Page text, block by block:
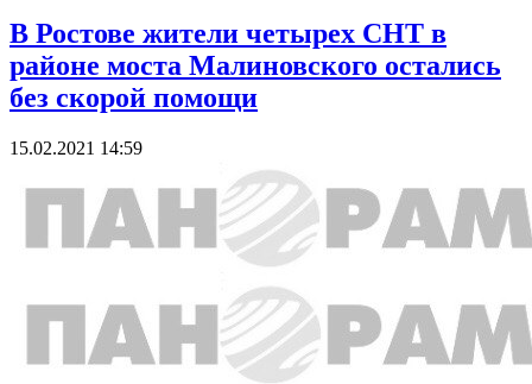
В Ростове жители четырех СНТ в
районе моста Малиновского остались
без скорой помощи
15.02.2021 14:59